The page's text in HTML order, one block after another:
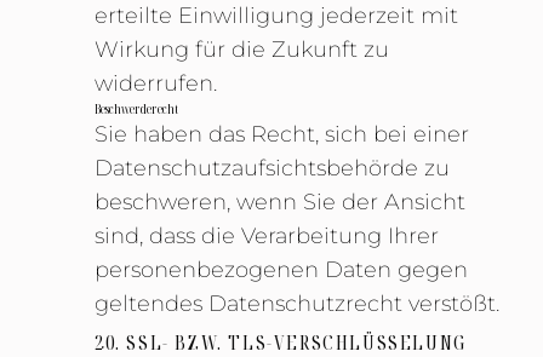
erteilte Einwilligung jederzeit mit
Wirkung für die Zukunft zu
widerrufen.
Beschwerderecht
Sie haben das Recht, sich bei einer
Datenschutzaufsichtsbehörde zu
beschweren, wenn Sie der Ansicht
sind, dass die Verarbeitung Ihrer
personenbezogenen Daten gegen
geltendes Datenschutzrecht verstößt.
20. SSL- BZW. TLS-VERSCHLÜSSELUNG